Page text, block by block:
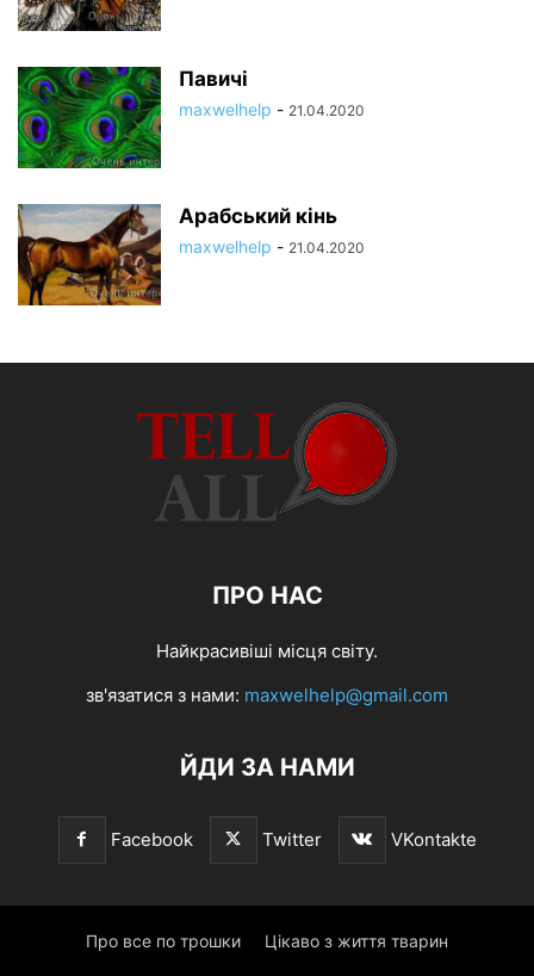
Павичі
maxwelhelp - 21.04.2020
Арабський кінь
maxwelhelp - 21.04.2020
ПРО НАС
Найкрасивіші місця світу.
зв'язатися з нами: maxwelhelp@gmail.com
ЙДИ ЗА НАМИ
Facebook Twitter VKontakte
Про все по трошки Цікаво з життя тварин